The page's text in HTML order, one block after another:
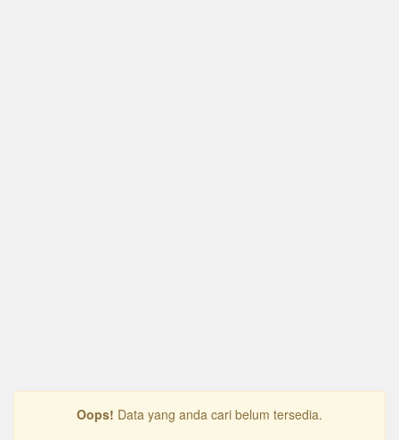
Oops! Data yang anda cari belum tersedia.